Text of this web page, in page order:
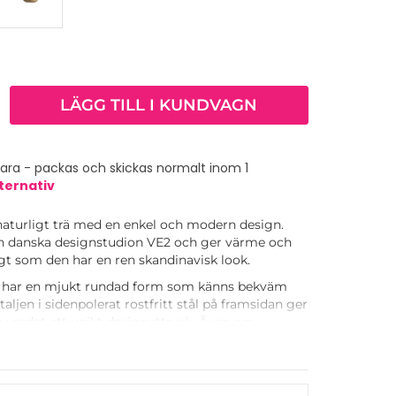
LÄGG TILL I KUNDVAGN
- packas och skickas normalt inom 1
trä med en enkel och modern design.
danska designstudion VE2 och ger värme och
som den har en ren skandinavisk look.
en mjukt rundad form som känns bekväm
i sidenpolerat rostfritt stål på framsidan ger
vredet ett unikt designuttryck. Även om
monteras vredet från insidan av skåpet